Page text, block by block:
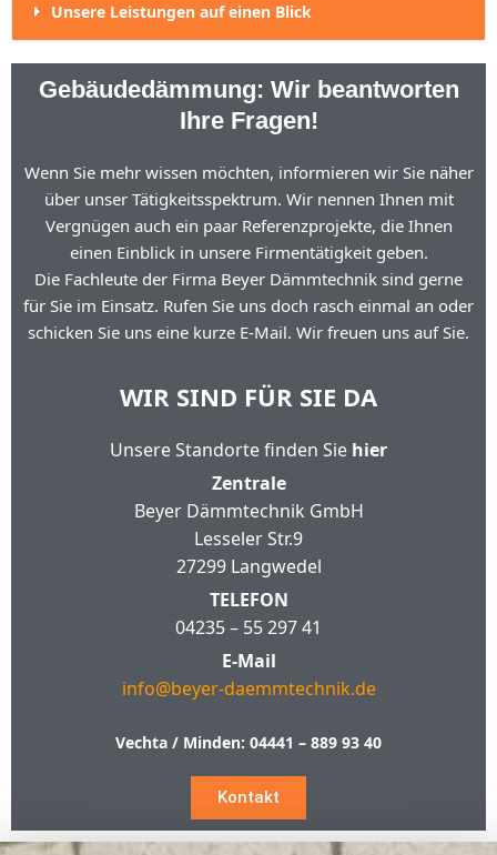
Unsere Leistungen auf einen Blick
Gebäudedämmung: Wir beantworten
Ihre Fragen!
Wenn Sie mehr wissen möchten, informieren wir Sie näher
über unser Tätigkeitsspektrum. Wir nennen Ihnen mit
Vergnügen auch ein paar Referenzprojekte, die Ihnen
einen Einblick in unsere Firmentätigkeit geben.
Die Fachleute der Firma Beyer Dämmtechnik sind gerne
für Sie im Einsatz. Rufen Sie uns doch rasch einmal an oder
schicken Sie uns eine kurze E-Mail. Wir freuen uns auf Sie.
WIR SIND FÜR SIE DA
Unsere Standorte finden Sie hier
Zentrale
Beyer Dämmtechnik GmbH
Lesseler Str.9
27299 Langwedel
TELEFON
04235 – 55 297 41
E-Mail
info@beyer-daemmtechnik.de
Vechta / Minden: 04441 – 889 93 40
Kontakt